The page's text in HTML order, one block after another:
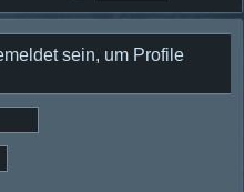
sein, um Profile